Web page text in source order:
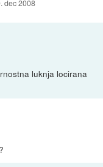
dec 2008
luknja locirana